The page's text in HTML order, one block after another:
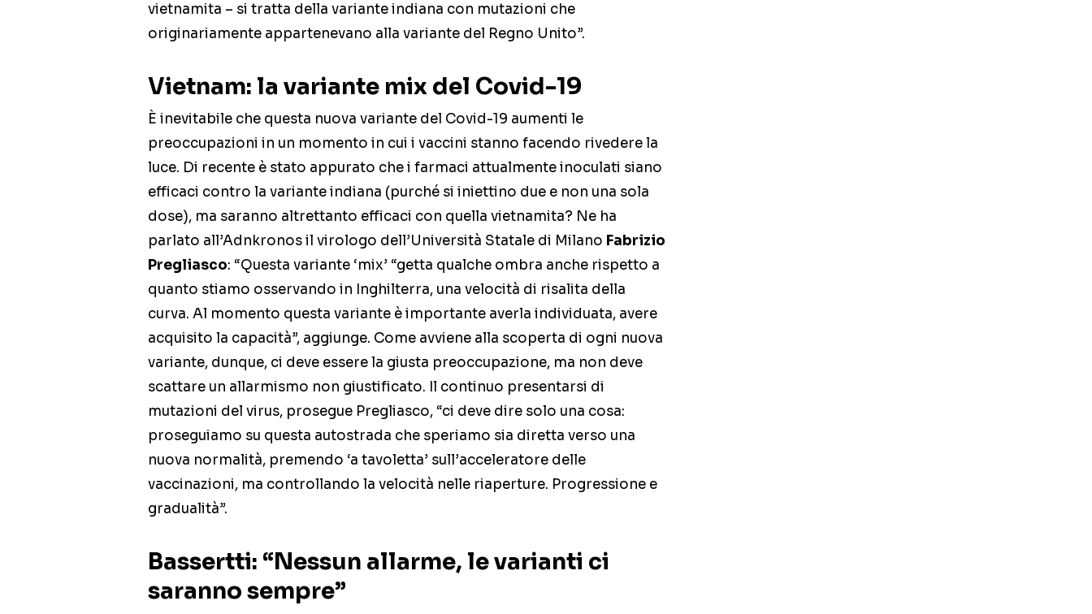
vietnamita – si tratta della variante indiana con mutazioni che
originariamente appartenevano alla variante del Regno Unito”.
Vietnam: la variante mix del Covid-19
È inevitabile che questa nuova variante del Covid-19 aumenti le
preoccupazioni in un momento in cui i vaccini stanno facendo rivedere la
luce. Di recente è stato appurato che i farmaci attualmente inoculati siano
efficaci contro la variante indiana (purché si iniettino due e non una sola
dose), ma saranno altrettanto efficaci con quella vietnamita? Ne ha
parlato all’Adnkronos il virologo dell’Università Statale di Milano Fabrizio
Pregliasco: “Questa variante ‘mix’ “getta qualche ombra anche rispetto a
quanto stiamo osservando in Inghilterra, una velocità di risalita della
curva. Al momento questa variante è importante averla individuata, avere
acquisito la capacità”, aggiunge. Come avviene alla scoperta di ogni nuova
variante, dunque, ci deve essere la giusta preoccupazione, ma non deve
scattare un allarmismo non giustificato. Il continuo presentarsi di
mutazioni del virus, prosegue Pregliasco, “ci deve dire solo una cosa:
proseguiamo su questa autostrada che speriamo sia diretta verso una
nuova normalità, premendo ‘a tavoletta’ sull’acceleratore delle
vaccinazioni, ma controllando la velocità nelle riaperture. Progressione e
gradualità”.
Bassertti: “Nessun allarme, le varianti ci
saranno sempre”